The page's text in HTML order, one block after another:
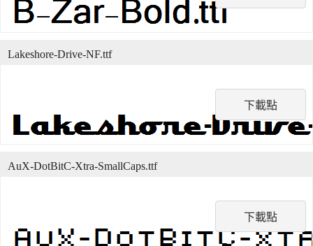
下載點
Lakeshore-Drive-NF.ttf
下載點
AuX-DotBitC-Xtra-SmallCaps.ttf